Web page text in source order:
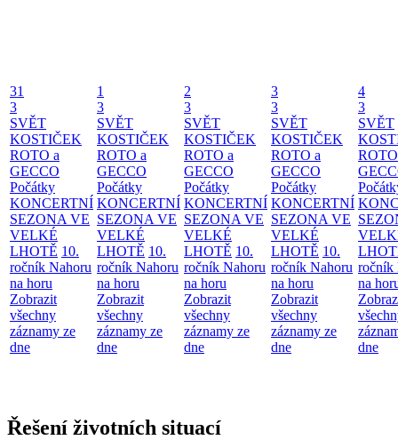
31
3
SVĚT
KOSTIČEK
ROTO a
GECCO
Počátky
KONCERTNÍ
SEZONA VE
VELKÉ
LHOTĚ 10.
ročník Nahoru
na horu
Zobrazit
všechny
záznamy ze
dne
1
3
SVĚT
KOSTIČEK
ROTO a
GECCO
Počátky
KONCERTNÍ
SEZONA VE
VELKÉ
LHOTĚ 10.
ročník Nahoru
na horu
Zobrazit
všechny
záznamy ze
dne
2
3
SVĚT
KOSTIČEK
ROTO a
GECCO
Počátky
KONCERTNÍ
SEZONA VE
VELKÉ
LHOTĚ 10.
ročník Nahoru
na horu
Zobrazit
všechny
záznamy ze
dne
3
3
SVĚT
KOSTIČEK
ROTO a
GECCO
Počátky
KONCERTNÍ
SEZONA VE
VELKÉ
LHOTĚ 10.
ročník Nahoru
na horu
Zobrazit
všechny
záznamy ze
dne
4
3
SVĚT
ročník
na
dne
Řešení životních situací